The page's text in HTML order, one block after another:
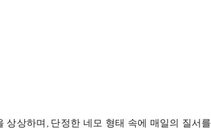
상하며, 단정한 네모 형태 속에 매일의 질서를